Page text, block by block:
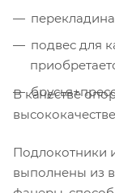
подвес для
В качестве
Подлокотники
выполнены из